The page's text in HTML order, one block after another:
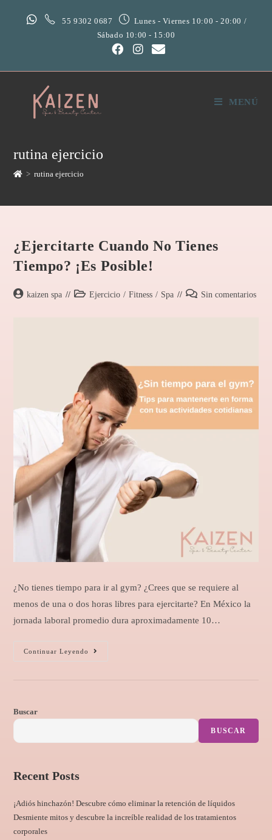
55 9302 0687
Lunes - Viernes 10:00 - 20:00 /
Sábado 10:00 - 15:00
MENÚ
rutina ejercicio
> rutina ejercicio
¿Ejercitarte Cuando No Tienes
Tiempo? ¡Es Posible!
kaizen spa Ejercicio / Fitness / Spa Sin comentarios
¿No tienes tiempo para ir al gym? ¿Crees que se requiere al
menos de una o dos horas libres para ejercitarte? En México la
jornada laboral promedio dura aproximadamente 10…
Continuar Leyendo
Buscar
BUSCAR
Recent Posts
¡Adiós hinchazón! Descubre cómo eliminar la retención de líquidos
Desmiente mitos y descubre la increíble realidad de los tratamientos
corporales